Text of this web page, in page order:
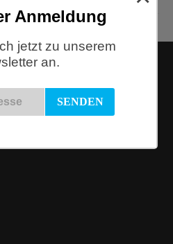
Kontakt
50825 Köln
Tel.: 0221 / 16 99 61
31
Anmeldung
jetzt zu unserem
an.